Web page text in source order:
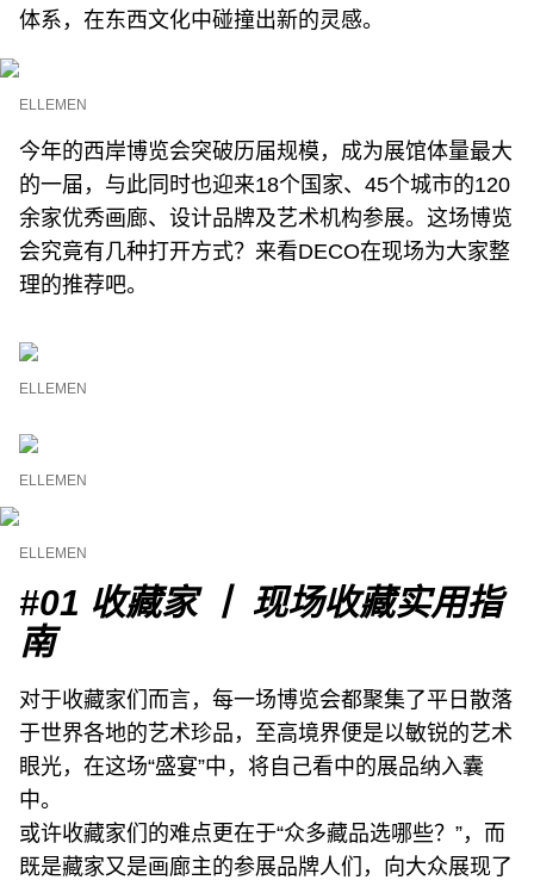
体系，在东西文化中碰撞出新的灵感。
ELLEMEN
今年的西岸博览会突破历届规模，成为展馆体量最大
的一届，与此同时也迎来18个国家、45个城市的120
余家优秀画廊、设计品牌及艺术机构参展。这场博览
会究竟有几种打开方式？来看DECO在现场为大家整
理的推荐吧。
ELLEMEN
ELLEMEN
ELLEMEN
#01 收藏家 丨 现场收藏实用指
南
对于收藏家们而言，每一场博览会都聚集了平日散落
于世界各地的艺术珍品，至高境界便是以敏锐的艺术
眼光，在这场“盛宴”中，将自己看中的展品纳入囊
中。
或许收藏家们的难点更在于“众多藏品选哪些？”，而
既是藏家又是画廊主的参展品牌人们，向大众展现了